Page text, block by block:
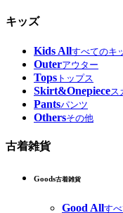
キッズ
Kids Allすべてのキ
Outerアウター
Tops トップス
Skirt&Onepieceス
Pantsパンツ
Othersその他
古着雑貨
Goods古着雑貨
Good Allす